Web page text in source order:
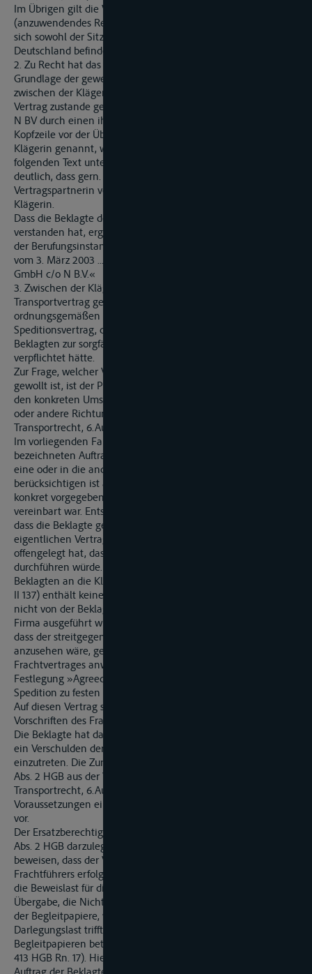
Im Übrigen gilt die Vermutung des Artikel 28 Abc. 4 EGBGB
(anzuwendendes Recht bei Güterbeförderungsverträgen), da
sich sowohl der Sitz der Beklagten wie auch der Verladeort in
Deutschland befinden.
2. Zu Recht hat das Landgericht angenommen, dass auf der
Grundlage der gewechselten Emails vom 21. Februar 2003 ...
zwischen der Klägerin und der Beklagten unmittelbar ein
Vertrag zustande gekommen ist. Zwar hat unstreitig die Firma
N BV durch einen ihrer Angestellten gehandelt. In der
Kopfzeile vor der Überschrift »work order« ist jedoch die
Klägerin genannt, während die Firma N BV lediglich im
folgenden Text unter »Departement« auftaucht. Damit ist
deutlich, dass gern. § 164 Abs. 1 BGB nicht die Firma N BV als
Vertragspartnerin verpflichtet werden sollte, sondern die
Klägerin.
Dass die Beklagte den Vertragsschluss in eben dieser Weise
verstanden hat, ergibt sich im Übrigen zusätzlich aus der in
der Berufungsinstanz vorgelegten Rechnung der Beklagten
vom 3. März 2003 ..., Darin ist als Empfänger genannt: »C
GmbH c/o N B.V.«
3. Zwischen der Klägerin und der Beklagten ist ein
Transportvertrag geschlossen worden, der die Beklagte zum
ordnungsgemäßen Transport verpflichtete, und nicht nur ein
Speditionsvertrag, der lediglich eine Verpflichtung der
Beklagten zur sorgfältigen Auswahl eines Transporteurs
verpflichtet hätte.
Zur Frage, welcher Vertragstyp im Einzelnen von den Parteien
gewollt ist, ist der Parteiwille zu erforschen, so wie er sich aus
den konkreten Umständen ergibt. Vermutungen in die eine
oder andere Richtung gibt es insoweit nicht (vgl. Koller,
Transportrecht, 6.Auf I., § 453 HGB Rn. 16).
Im vorliegenden Fall ist in dem als »work order«
bezeichneten Auftrag der Klägerin kein klarer Hinweis in die
eine oder in die andere Richtung enthalten. Zu
berücksichtigen ist allerdings, dass der Transportweg sehr
konkret vorgegeben war und insbesondere ein Fixpreis
vereinbart war. Entscheidend ist im vorliegenden Fall jedoch,
dass die Beklagte gegenüber der Klägerin während der
eigentlichen Vertragsabwicklung zu keinem Zeitpunkt
offengelegt hat, dass sie den Transport nicht selbst
durchführen würde. Auch die bereits erwähnte Rechnung der
Beklagten an die Klägerin vom 3. März 2003 (Anlage K 31, As.
II 137) enthält keinerlei Hinweis darauf, dass der Transport
nicht von der Beklagten selbst, sondern von einer anderen
Firma ausgeführt wurde. Im Übrigen wären auch für den Fall,
dass der streitgegenständliche Vertrag als Speditionsvertrag
anzusehen wäre, gern. § 459 S. 1 HGB die Vorschriften des
Frachtvertrages anwendbar, da die Parteien mit der
Festlegung »Agreed Transport Price: 652,76 EUR« eine
Spedition zu festen Kosten vereinbart haben.
Auf diesen Vertrag sind gern. §§ 452, 407 Abs. 3 S. 1 HGB die
Vorschriften des Frachtvertrages anzuwenden.
Die Beklagte hat daher im Rahmen des Transportvertrages für
ein Verschulden der Streithelferin wie für eigenes Verschulden
einzutreten. Die Zurechnung folgt für die Haftung gern. § 413
Abs. 2 HGB aus der Vorschrift des § 428 HGB (vgl. Koller,
Transportrecht, 6.Aufl., § 428 HGB Rn. 2). 4. Die
Voraussetzungen einer Haftung nach § 413 Abs. 2 HGB liegen
vor.
Der Ersatzberechtigte hat die Tatbestandsmerkmale des § 413
Abs. 2 HGB darzulegen und zu beweisen, d.h. er muss
beweisen, dass der Verlust der Urkunde im Gewahrsam des
Frachtführers erfolgt ist. Zunächst trägt der Ersatzberechtigte
die Beweislast für die ordnungsgemäße und vollständige
Übergabe, die Nichtverwendung oder unrichtige Verwendung
der Begleitpapiere, wobei den Frachtführer die sekundäre
Darlegungslast trifft, was den Umgang mit den
Begleitpapieren betrifft (Koller, Transportrecht, 6. Auflage, §
413 HGB Rn. 17). Hier hat unstreitig die Streitverkündete im